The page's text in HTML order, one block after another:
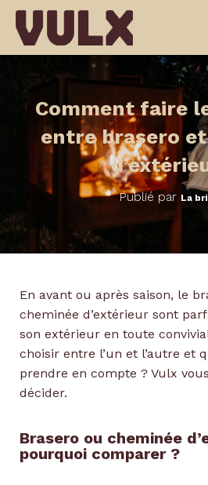
Comment faire
entre brasero
Publié par La
En avant ou après saison, le
cheminée d’extérieur sont
son extérieur en toute
choisir entre l’un et l’autre et
prendre en compte ? Vulx
décider.
Brasero ou cheminée
pourquoi comparer ?